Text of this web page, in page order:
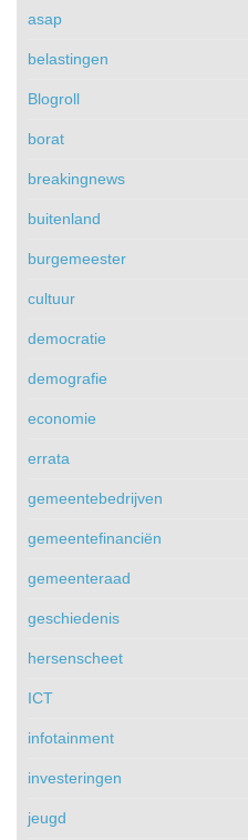
asap
belastingen
Blogroll
borat
breakingnews
buitenland
burgemeester
cultuur
democratie
demografie
economie
errata
gemeentebedrijven
gemeentefinanciën
gemeenteraad
geschiedenis
hersenscheet
ICT
infotainment
investeringen
jeugd